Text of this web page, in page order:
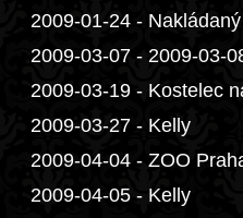
2009-01-24 -
2009-03-07 - 2009-03-
2009-03-19 - Kostelec
2009-03-27 - Kelly
2009-04-04 - ZOO
2009-04-05 - Kelly